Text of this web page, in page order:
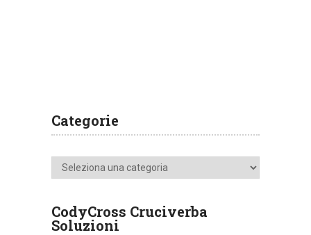
Categorie
Categorie
CodyCross Cruciverba
Soluzioni